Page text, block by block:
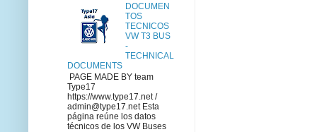
DOCUMEN
TOS
TECNICOS
VW T3 BUS
-
TECHNICAL
DOCUMENTS
PAGE MADE BY team
Type17
https://www.type17.net /
admin@type17.net Esta
página reúne los datos
técnicos de los VW Buses